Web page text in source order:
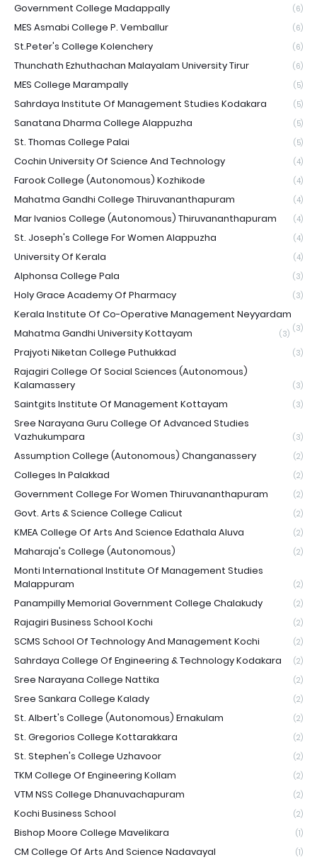
Government College Madappally (6)
MES Asmabi College P. Vemballur (6)
St.Peter's College Kolenchery (6)
Thunchath Ezhuthachan Malayalam University Tirur (6)
MES College Marampally (5)
Sahrdaya Institute Of Management Studies Kodakara (5)
Sanatana Dharma College Alappuzha (5)
St. Thomas College Palai (5)
Cochin University Of Science And Technology (4)
Farook College (Autonomous) Kozhikode (4)
Mahatma Gandhi College Thiruvananthapuram (4)
Mar Ivanios College (Autonomous) Thiruvananthapuram (4)
St. Joseph's College For Women Alappuzha (4)
University Of Kerala (4)
Alphonsa College Pala (3)
Holy Grace Academy Of Pharmacy (3)
Kerala Institute Of Co-Operative Management Neyyardam
(3)
Mahatma Gandhi University Kottayam (3)
Prajyoti Niketan College Puthukkad (3)
Rajagiri College Of Social Sciences (Autonomous)
Kalamassery
(3)
Saintgits Institute Of Management Kottayam (3)
Sree Narayana Guru College Of Advanced Studies
Vazhukumpara
(3)
Assumption College (Autonomous) Changanassery (2)
Colleges In Palakkad (2)
Government College For Women Thiruvananthapuram (2)
Govt. Arts & Science College Calicut (2)
KMEA College Of Arts And Science Edathala Aluva (2)
Maharaja's College (Autonomous) (2)
Monti International Institute Of Management Studies
Malappuram
(2)
Panampilly Memorial Government College Chalakudy (2)
Rajagiri Business School Kochi (2)
SCMS School Of Technology And Management Kochi (2)
Sahrdaya College Of Engineering & Technology Kodakara (2)
Sree Narayana College Nattika (2)
Sree Sankara College Kalady (2)
St. Albert's College (Autonomous) Ernakulam (2)
St. Gregorios College Kottarakkara (2)
St. Stephen's College Uzhavoor (2)
TKM College Of Engineering Kollam (2)
VTM NSS College Dhanuvachapuram (2)
Kochi Business School (2)
Bishop Moore College Mavelikara (1)
CM College Of Arts And Science Nadavayal (1)